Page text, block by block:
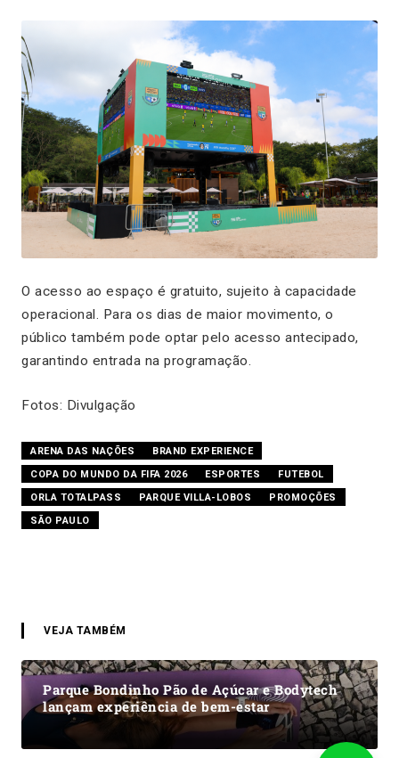
O acesso ao espaço é gratuito, sujeito à capacidade
operacional. Para os dias de maior movimento, o
público também pode optar pelo acesso antecipado,
garantindo entrada na programação.
Fotos: Divulgação
ARENA DAS NAÇÕES
BRAND EXPERIENCE
COPA DO MUNDO DA FIFA 2026
ESPORTES
FUTEBOL
ORLA TOTALPASS
PARQUE VILLA-LOBOS
PROMOÇÕES
SÃO PAULO
VEJA TAMBÉM
Parque Bondinho Pão de Açúcar e Bodytech
lançam experiência de bem-estar